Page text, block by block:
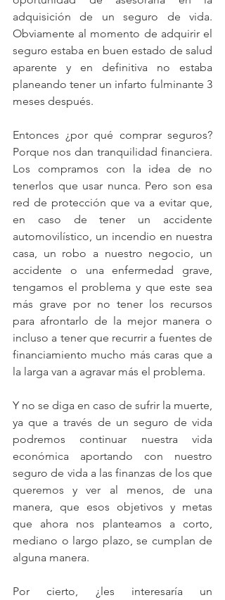
adquisición de un seguro de vida.
Obviamente al momento de adquirir el
seguro estaba en buen estado de salud
aparente y en definitiva no estaba
planeando tener un infarto fulminante 3
meses después.
Entonces ¿por qué comprar seguros?
Porque nos dan tranquilidad financiera.
Los compramos con la idea de no
tenerlos que usar nunca. Pero son esa
red de protección que va a evitar que,
en caso de tener un accidente
automovilístico, un incendio en nuestra
casa, un robo a nuestro negocio, un
accidente o una enfermedad grave,
tengamos el problema y que este sea
más grave por no tener los recursos
para afrontarlo de la mejor manera o
incluso a tener que recurrir a fuentes de
financiamiento mucho más caras que a
la larga van a agravar más el problema.
Y no se diga en caso de sufrir la muerte,
ya que a través de un seguro de vida
podremos continuar nuestra vida
económica aportando con nuestro
seguro de vida a las finanzas de los que
queremos y ver al menos, de una
manera, que esos objetivos y metas
que ahora nos planteamos a corto,
mediano o largo plazo, se cumplan de
alguna manera.
Por cierto, ¿les interesaría un